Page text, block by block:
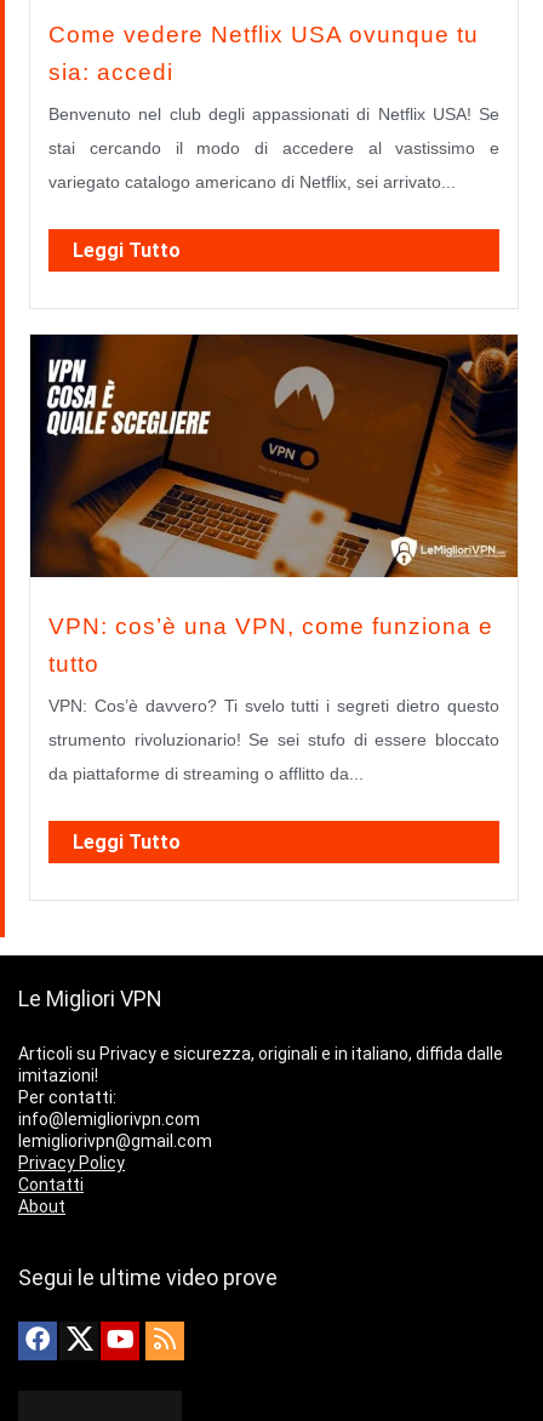
Come vedere Netflix USA ovunque tu
sia: accedi
Benvenuto nel club degli appassionati di Netflix USA! Se
stai cercando il modo di accedere al vastissimo e
variegato catalogo americano di Netflix, sei arrivato...
Leggi Tutto
VPN: cos’è una VPN, come funziona e
tutto
VPN: Cos’è davvero? Ti svelo tutti i segreti dietro questo
strumento rivoluzionario! Se sei stufo di essere bloccato
da piattaforme di streaming o afflitto da...
Leggi Tutto
Le Migliori VPN
Articoli su Privacy e sicurezza, originali e in italiano, diffida dalle
imitazioni!
Per contatti:
info@lemigliorivpn.com
lemigliorivpn@gmail.com
Privacy Policy
Contatti
About
Segui le ultime video prove